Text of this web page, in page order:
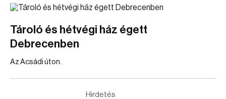
Tároló és hétvégi ház égett
Debrecenben
Az Acsádi úton.
Hirdetés